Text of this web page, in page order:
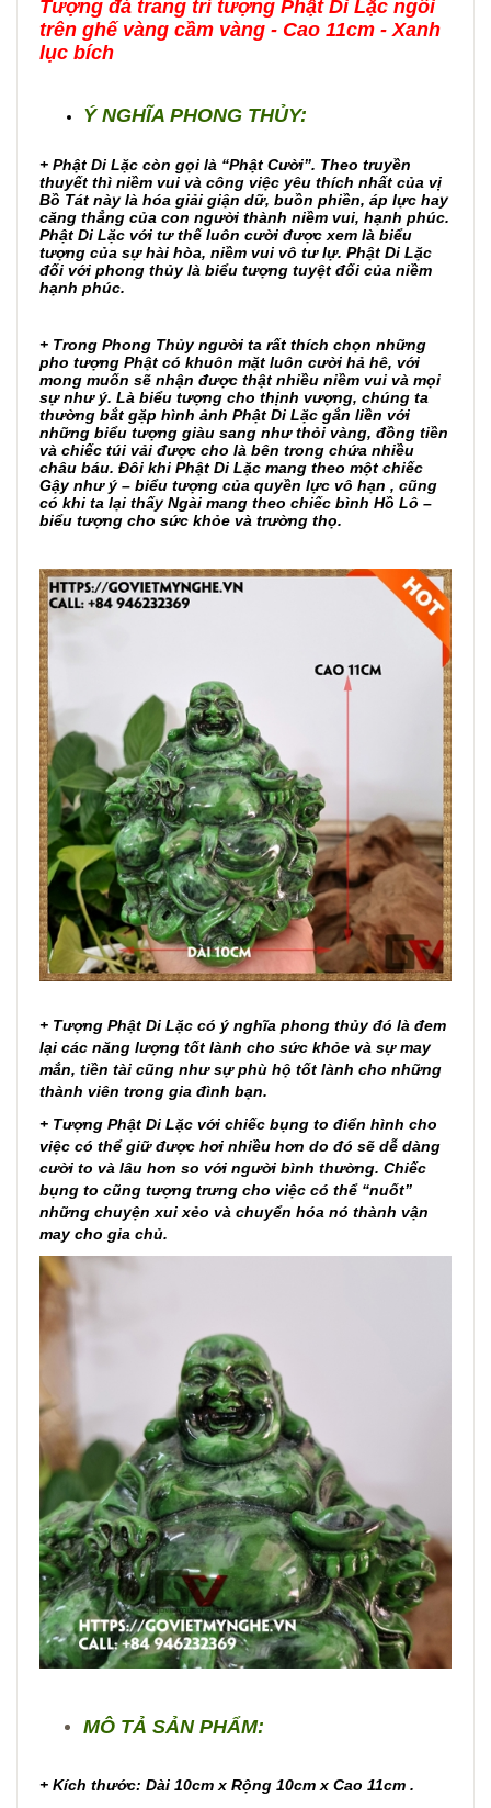
Tượng đá trang trí tượng Phật Di Lặc ngồi
trên ghế vàng cầm vàng - Cao 11cm - Xanh
lục bích
Ý NGHĨA PHONG THỦY:
+ Phật Di Lặc còn gọi là “Phật Cười”. Theo truyền
thuyết thì niềm vui và công việc yêu thích nhất của vị
Bồ Tát này là hóa giải giận dữ, buồn phiền, áp lực hay
căng thẳng của con người thành niềm vui, hạnh phúc.
Phật Di Lặc với tư thế luôn cười được xem là biểu
tượng của sự hài hòa, niềm vui vô tư lự. Phật Di Lặc
đối với phong thủy là biểu tượng tuyệt đối của niềm
hạnh phúc.
+ Trong Phong Thủy người ta rất thích chọn những
pho tượng Phật có khuôn mặt luôn cười hả hê, với
mong muốn sẽ nhận được thật nhiều niềm vui và mọi
sự như ý. Là biểu tượng cho thịnh vượng, chúng ta
thường bắt gặp hình ảnh Phật Di Lặc gắn liền với
những biểu tượng giàu sang như thỏi vàng, đồng tiền
và chiếc túi vải được cho là bên trong chứa nhiều
châu báu. Đôi khi Phật Di Lặc mang theo một chiếc
Gậy như ý – biểu tượng của quyền lực vô hạn , cũng
có khi ta lại thấy Ngài mang theo chiếc bình Hồ Lô –
biểu tượng cho sức khỏe và trường thọ.
+ Tượng Phật Di Lặc có ý nghĩa phong thủy đó là đem
lại các năng lượng tốt lành cho sức khỏe và sự may
mắn, tiền tài cũng như sự phù hộ tốt lành cho những
thành viên trong gia đình bạn.
+ Tượng Phật Di Lặc với chiếc bụng to điển hình cho
việc có thể giữ được hơi nhiều hơn do đó sẽ dễ dàng
cười to và lâu hơn so với người bình thường. Chiếc
bụng to cũng tượng trưng cho việc có thể “nuốt”
những chuyện xui xẻo và chuyển hóa nó thành vận
may cho gia chủ.
MÔ TẢ SẢN PHẨM:
+ Kích thước: Dài 10cm x Rộng 10cm x Cao 11cm .